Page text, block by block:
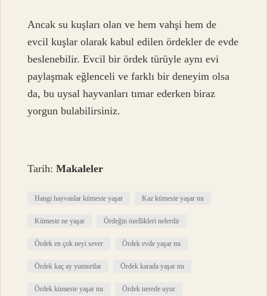
Ancak su kuşları olan ve hem vahşi hem de
evcil kuşlar olarak kabul edilen ördekler de evde
beslenebilir. Evcil bir ördek türüyle aynı evi
paylaşmak eğlenceli ve farklı bir deneyim olsa
da, bu uysal hayvanları tımar ederken biraz
yorgun bulabilirsiniz.
Tarih:Makaleler
Hangi hayvanlar kümeste yaşar Kaz kümeste yaşar mı
Kümeste ne yaşar Ördeğin özellikleri nelerdir
Ördek en çok neyi sever Ördek evde yaşar mı
Ördek kaç ay yumurtlar Ördek karada yaşar mı
Ördek kümeste yaşar mı Ördek nerede uyur